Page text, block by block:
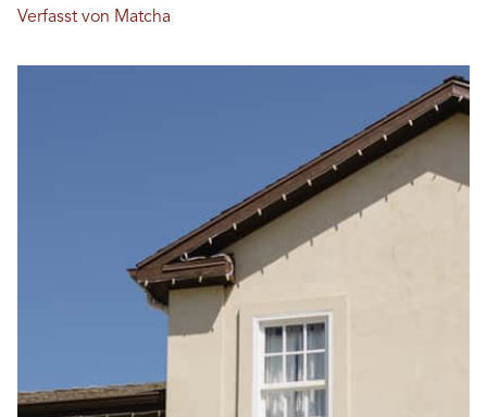
Verfasst von Matcha